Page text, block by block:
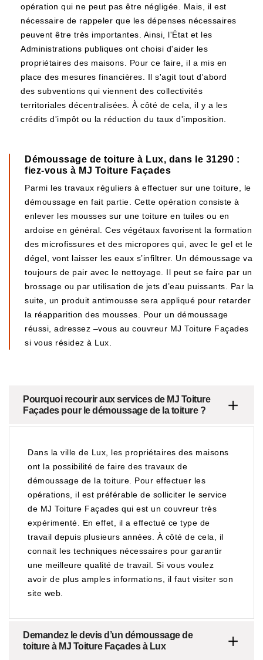
opération qui ne peut pas être négligée. Mais, il est
nécessaire de rappeler que les dépenses nécessaires
peuvent être très importantes. Ainsi, l'État et les
Administrations publiques ont choisi d'aider les
propriétaires des maisons. Pour ce faire, il a mis en
place des mesures financières. Il s'agit tout d'abord
des subventions qui viennent des collectivités
territoriales décentralisées. À côté de cela, il y a les
crédits d'impôt ou la réduction du taux d'imposition.
Démoussage de toiture à Lux, dans le 31290 :
fiez-vous à MJ Toiture Façades
Parmi les travaux réguliers à effectuer sur une toiture, le
démoussage en fait partie. Cette opération consiste à
enlever les mousses sur une toiture en tuiles ou en
ardoise en général. Ces végétaux favorisent la formation
des microfissures et des micropores qui, avec le gel et le
dégel, vont laisser les eaux s’infiltrer. Un démoussage va
toujours de pair avec le nettoyage. Il peut se faire par un
brossage ou par utilisation de jets d’eau puissants. Par la
suite, un produit antimousse sera appliqué pour retarder
la réapparition des mousses. Pour un démoussage
réussi, adressez –vous au couvreur MJ Toiture Façades
si vous résidez à Lux.
Pourquoi recourir aux services de MJ Toiture
Façades pour le démoussage de la toiture ?
Dans la ville de Lux, les propriétaires des maisons
ont la possibilité de faire des travaux de
démoussage de la toiture. Pour effectuer les
opérations, il est préférable de solliciter le service
de MJ Toiture Façades qui est un couvreur très
expérimenté. En effet, il a effectué ce type de
travail depuis plusieurs années. À côté de cela, il
connait les techniques nécessaires pour garantir
une meilleure qualité de travail. Si vous voulez
avoir de plus amples informations, il faut visiter son
site web.
Demandez le devis d’un démoussage de
toiture à MJ Toiture Façades à Lux